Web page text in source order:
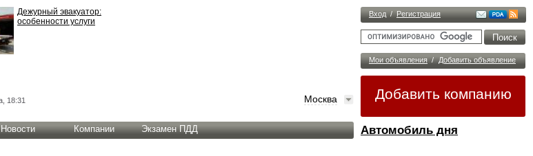
Вход / Регистрация
Мои объявления / Добавить объявление
Добавить компанию
Автомобиль дня
Дежурный эвакуатор:
особенности услуги
18:31 Москва
Новости Компании Экзамен ПДД